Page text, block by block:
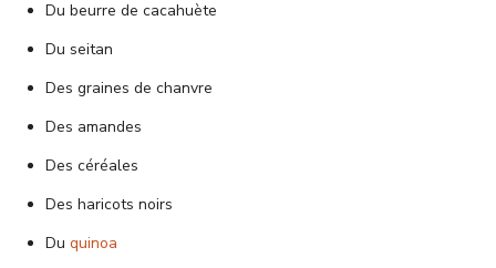
Du beurre de cacahuète
Du seitan
Des graines de chanvre
Des amandes
Des céréales
Des haricots noirs
Du quinoa